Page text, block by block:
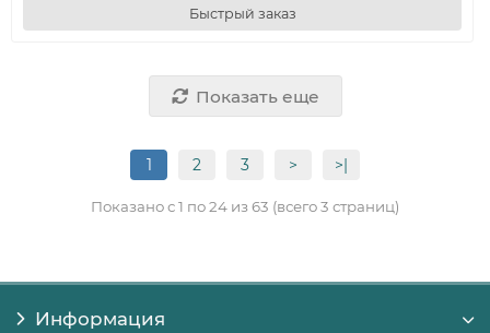
Быстрый заказ
Показать еще
1 2 3 > >|
Показано с 1 по 24 из 63 (всего 3 страниц)
Информация